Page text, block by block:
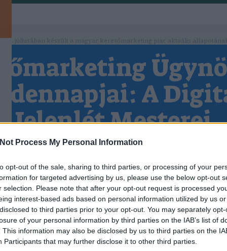
Process My Personal Information
opt-out of the sale, sharing to third parties, or processing of your
for targeted advertising by us, please use the below opt-out
selection. Please note that after your opt-out request is processed
interest-based ads based on personal information utilized by us
to third parties prior to your opt-out. You may separately
of your personal information by third parties on the IAB’s list of
This information may also be disclosed by us to third parties on the
Participants that may further disclose it to other third parties.
júliusában készült a magyar keresőmarketing piac aktuális
A
Jelenlét Mesterei
Reggeli Értekezlet: Az Együttműködés Alapja
összegyűlnek, hogy megbeszéljék az aktuális
feladatokat és célokat.
Kulcsszókutatás: Az Alapok Megteremtése
az egyik legfontosabb lépés a
Az ügynökség szakemberei különböző
azokat a kulcsszavakat, amelyek a
KERESŐMARKETING ÜGYNÖKSÉG
BUDAPEST, ONLINE MARKETI
Keresőmarketing ügynökség Budapest az
online marketing 101 ügynökség segítségével.
Hívjon minket ingyenes tanácsadásért
Tel:+36706290690